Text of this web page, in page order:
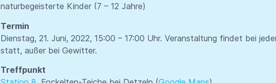
naturbegeisterte Kinder (7 – 12 Jahre)
Termin
Dienstag, 21. Juni, 2022, 15:00 – 17:00 Uhr. Veranstaltung findet bei
statt, außer bei Gewitter.
Treffpunkt